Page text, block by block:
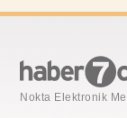
Nokta Elektronik